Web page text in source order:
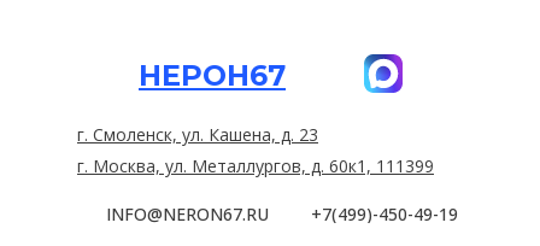
НЕРОН67
INFO@NERON67.RU +7(499)-450-49-19
г. Смоленск, ул. Кашена, д. 23
г. Москва, ул. Металлургов, д. 60к1, 111399